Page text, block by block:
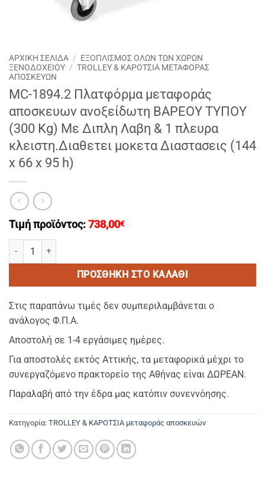
ΑΡΧΙΚΉ ΣΕΛΊΔΑ / ΕΞΟΠΛΙΣΜΟΣ ΟΛΩΝ ΤΩΝ ΧΩΡΩΝ
ΞΕΝΟΔΟΧΕΙΟΥ / TROLLEY & ΚΑΡΟΤΣΙΑ ΜΕΤΑΦΟΡΆΣ
ΑΠΟΣΚΕΥΏΝ
MC-1894.2 Πλατφόρμα μεταφοράς
αποσκευων ανοξείδωτη ΒΑΡΕΟΥ ΤΥΠΟΥ
(300 Κg) Mε Διπλη Λαβη & 1 πλευρα
κλειστη.Διαθετει μοκετα Διαστασεις (144
x 66 x 95 h)
Τιμή προϊόντος: 738,00€
MC-1894.2 Πλατφόρμα μεταφοράς αποσκευων ανοξείδωτη
ΠΡΟΣΘΉΚΗ ΣΤΟ ΚΑΛΆΘΙ
Στις παραπάνω τιμές δεν συμπεριλαμβάνεται ο
ανάλογος Φ.Π.Α.
Αποστολή σε 1-4 εργάσιμες ημέρες.
Για αποστολές εκτός Αττικής, τα μεταφορικά μέχρι το
συνεργαζόμενο πρακτορείο της Αθήνας είναι ΔΩΡΕΑΝ.
Παραλαβή από την έδρα μας κατόπιν συνεννόησης.
Κατηγορία: TROLLEY & ΚΑΡΟΤΣΙΑ μεταφοράς αποσκευών